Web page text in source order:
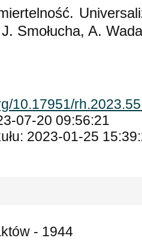
Smołucha, A.
10.17951/
07-20 09:56:21
2023-01-25
- 1944